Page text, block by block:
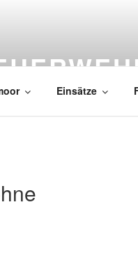
Einsätze